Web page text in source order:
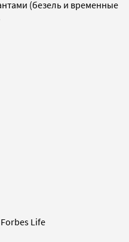
(безель и временные
Life